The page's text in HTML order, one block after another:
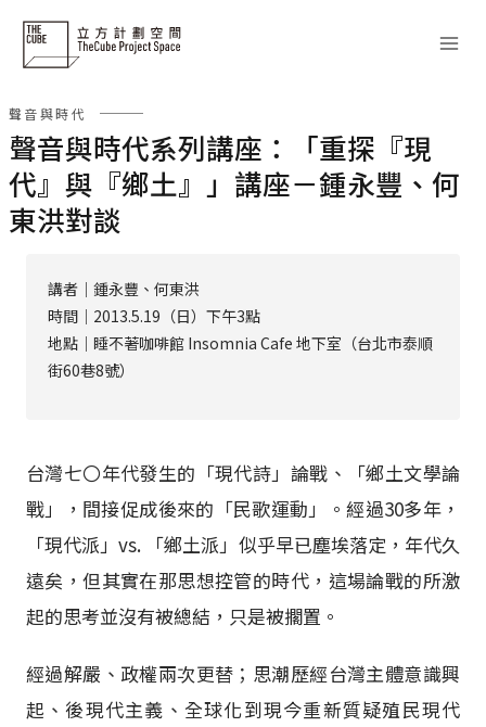
Skip
content
聲音與時代
聲音與時代系列講座：「重探『現
代』與『鄉土』」講座－鍾永豐、何
東洪對談
台灣七〇年代發生的「現代詩」論戰、「鄉土文學論
戰」，間接促成後來的「民歌運動」。經過30多年，
「現代派」vs. 「鄉土派」似乎早已塵埃落定，年代久
遠矣，但其實在那思想控管的時代，這場論戰的所激
起的思考並沒有被總結，只是被擱置。
經過解嚴、政權兩次更替；思潮歷經台灣主體意識興
起、後現代主義、全球化到現今重新質疑殖民現代
講者｜鍾永豐、何東洪
時間｜2013.5.19（日）下午3點
地點｜睡不著咖啡館 Insomnia Cafe 地下室（台北市泰順
街60巷8號）